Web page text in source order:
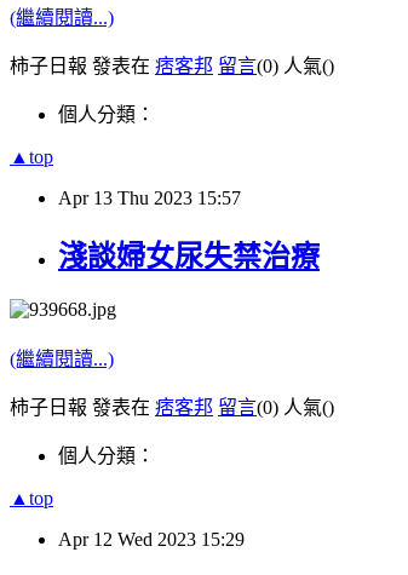
(繼續閱讀...)
柿子日報 發表在 痞客邦 留言(0) 人氣()
個人分類：
▲top
Apr 13 Thu 2023 15:57
淺談婦女尿失禁治療
(繼續閱讀...)
柿子日報 發表在 痞客邦 留言(0) 人氣()
個人分類：
▲top
Apr 12 Wed 2023 15:29